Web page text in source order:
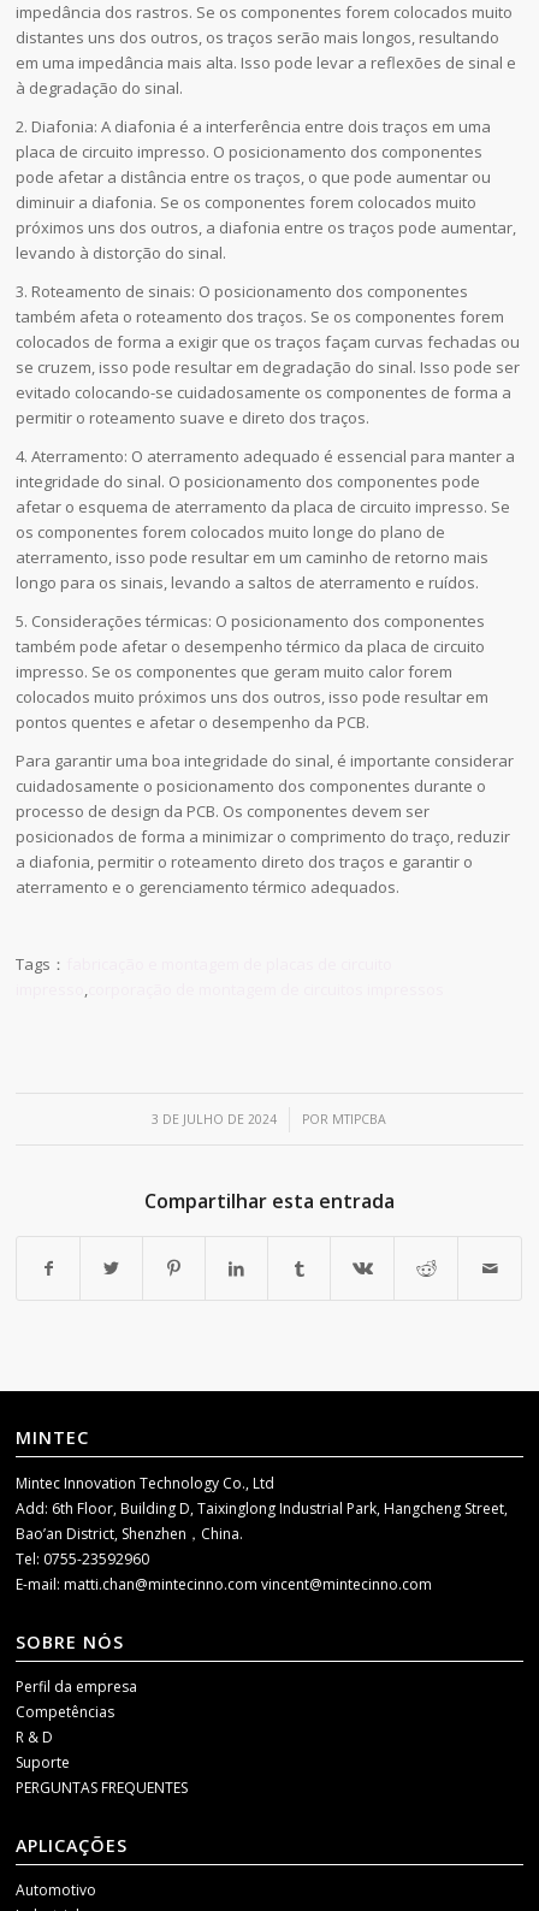
impedância dos rastros. Se os componentes forem colocados muito
distantes uns dos outros, os traços serão mais longos, resultando
em uma impedância mais alta. Isso pode levar a reflexões de sinal e
à degradação do sinal.
2. Diafonia: A diafonia é a interferência entre dois traços em uma
placa de circuito impresso. O posicionamento dos componentes
pode afetar a distância entre os traços, o que pode aumentar ou
diminuir a diafonia. Se os componentes forem colocados muito
próximos uns dos outros, a diafonia entre os traços pode aumentar,
levando à distorção do sinal.
3. Roteamento de sinais: O posicionamento dos componentes
também afeta o roteamento dos traços. Se os componentes forem
colocados de forma a exigir que os traços façam curvas fechadas ou
se cruzem, isso pode resultar em degradação do sinal. Isso pode ser
evitado colocando-se cuidadosamente os componentes de forma a
permitir o roteamento suave e direto dos traços.
4. Aterramento: O aterramento adequado é essencial para manter a
integridade do sinal. O posicionamento dos componentes pode
afetar o esquema de aterramento da placa de circuito impresso. Se
os componentes forem colocados muito longe do plano de
aterramento, isso pode resultar em um caminho de retorno mais
longo para os sinais, levando a saltos de aterramento e ruídos.
5. Considerações térmicas: O posicionamento dos componentes
também pode afetar o desempenho térmico da placa de circuito
impresso. Se os componentes que geram muito calor forem
colocados muito próximos uns dos outros, isso pode resultar em
pontos quentes e afetar o desempenho da PCB.
Para garantir uma boa integridade do sinal, é importante considerar
cuidadosamente o posicionamento dos componentes durante o
processo de design da PCB. Os componentes devem ser
posicionados de forma a minimizar o comprimento do traço, reduzir
a diafonia, permitir o roteamento direto dos traços e garantir o
aterramento e o gerenciamento térmico adequados.
Tags：
,
3 DE JULHO DE 2024
/ POR MTIPCBA
Compartilhar esta entrada
MINTEC
Mintec Innovation Technology Co., Ltd
Add: 6th Floor, Building D, Taixinglong Industrial Park, Hangcheng Street,
Bao’an District, Shenzhen，China.
Tel: 0755-23592960
E-mail:matti.chan@mintecinno.comvincent@mintecinno.com
SOBRE NÓS
Perfil da empresa
Competências
R & D
Suporte
PERGUNTAS FREQUENTES
APLICAÇÕES
Automotivo